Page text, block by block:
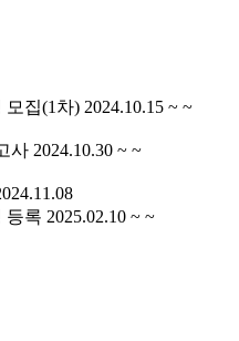
모집(1차) 2024.10.15 ~ ~
사 2024.10.30 ~ ~
등록 2025.02.10 ~ ~